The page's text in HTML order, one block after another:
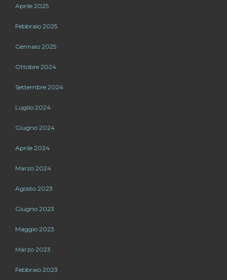
Aprile 2025
Febbraio 2025
Gennaio 2025
Ottobre 2024
Settembre 2024
Luglio 2024
Giugno 2024
Aprile 2024
Marzo 2024
Agosto 2023
Giugno 2023
Maggio 2023
Marzo 2023
Febbraio 2023